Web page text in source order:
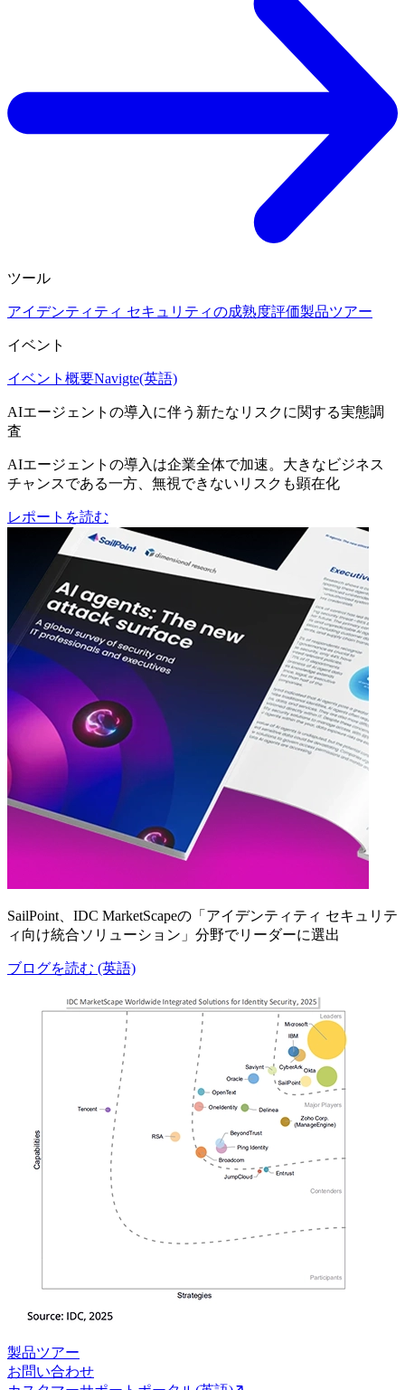
ツール
アイデンティティ セキュリティの成熟度評価製品ツアー
イベント
イベント概要Navigte(英語)
AIエージェントの導入に伴う新たなリスクに関する実態調
査
AIエージェントの導入は企業全体で加速。大きなビジネス
チャンスである一方、無視できないリスクも顕在化
レポートを読む
SailPoint、IDC MarketScapeの「アイデンティティ セキュリテ
ィ向け統合ソリューション」分野でリーダーに選出
ブログを読む (英語)
製品ツアー
お問い合わせ